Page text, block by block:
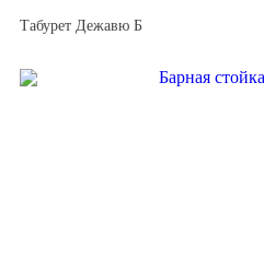
Табурет Дежавю Б